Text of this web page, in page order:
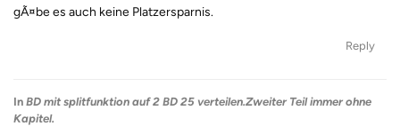
gÃ¤be es auch keine Platzersparnis.
Reply
In BD mit splitfunktion auf 2 BD 25 verteilen.Zweiter Teil immer ohne
Kapitel.